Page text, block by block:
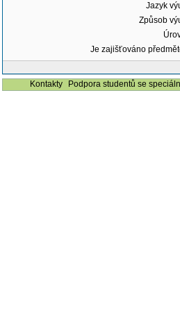
Jazyk
Způsob
Je zajišťováno
Kontakty
Podpora studentů se